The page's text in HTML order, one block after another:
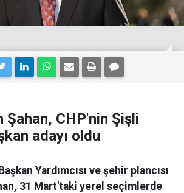
Şahan, CHP'nin Şişli
adayı oldu
Yardımcısı ve şehir plancısı
31 Mart'taki yerel seçimlerde